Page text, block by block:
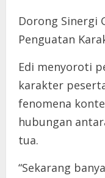
Dorong Sinergi
Penguatan
Edi menyoroti
karakter
fenomena
hubungan
tua.
“Sekarang